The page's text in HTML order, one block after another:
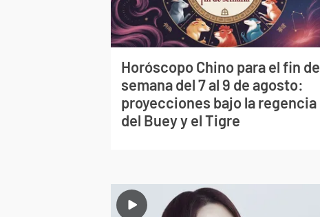
Horóscopo Chino para el fin de
semana del 7 al 9 de agosto:
proyecciones bajo la regencia
del Buey y el Tigre